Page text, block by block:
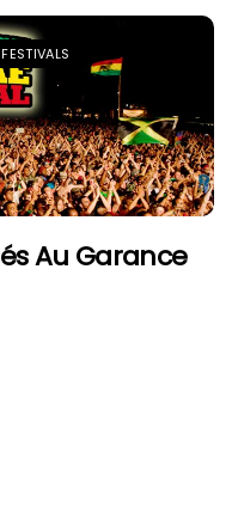
Au Garance